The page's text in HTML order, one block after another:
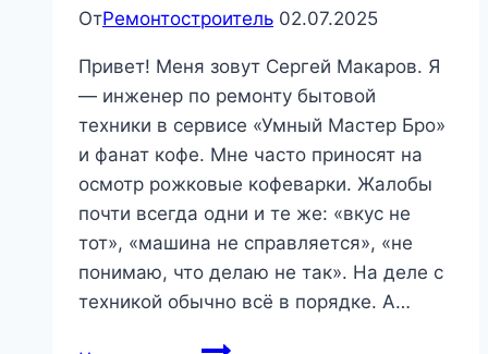
ОтРемонтостроитель 02.07.2025
Привет! Меня зовут Сергей Макаров. Я
— инженер по ремонту бытовой
техники в сервисе «Умный Мастер Бро»
и фанат кофе. Мне часто приносят на
осмотр рожковые кофеварки. Жалобы
почти всегда одни и те же: «вкус не
тот», «машина не справляется», «не
понимаю, что делаю не так». На деле с
техникой обычно всё в порядке. А…
6